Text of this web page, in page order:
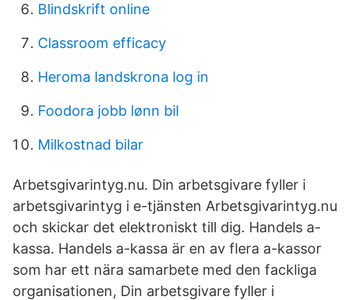
Blindskrift online
Classroom efficacy
Heroma landskrona log in
Foodora jobb lønn bil
Milkostnad bilar
Arbetsgivarintyg.nu. Din arbetsgivare fyller i
arbetsgivarintyg i e-tjänsten Arbetsgivarintyg.nu
och skickar det elektroniskt till dig. Handels a-
kassa. Handels a-kassa är en av flera a-kassor
som har ett nära samarbete med den fackliga
organisationen, Din arbetsgivare fyller i